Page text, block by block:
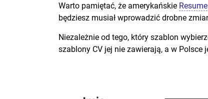
Warto pamiętać, że amerykańskie Resume
będziesz musiał wprowadzić drobne
Niezależnie od tego, który szablon
szablony CV jej nie zawierają, a w Polsce